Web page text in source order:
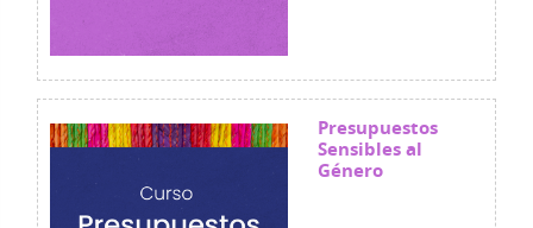
Presupuestos
Sensibles al
Género